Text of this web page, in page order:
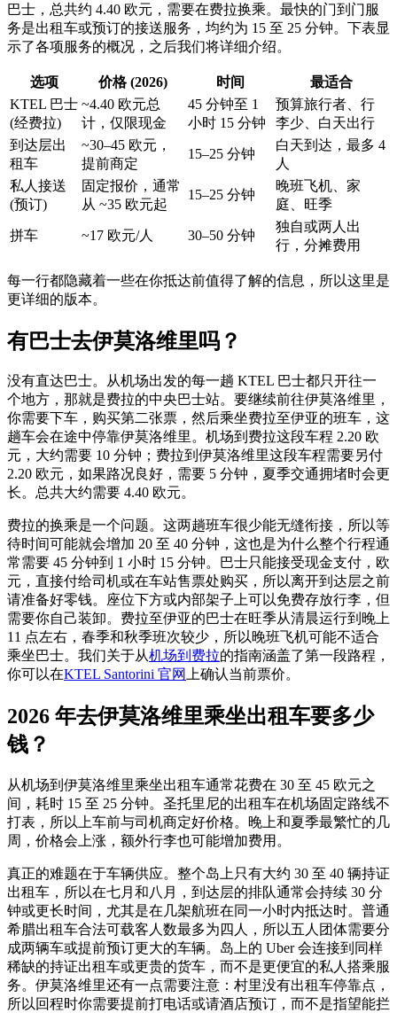
巴士，总共约 4.40 欧元，需要在费拉换乘。最快的门到门服
务是出租车或预订的接送服务，均约为 15 至 25 分钟。下表显
示了各项服务的概况，之后我们将详细介绍。
选项 价格 (2026) 时间
最适合
KTEL 巴士
(经费拉)
~4.40 欧元总
计，仅限现金
45 分钟至 1
小时 15 分钟
预算旅行者、行
李少、白天出行
到达层出
租车
~30–45 欧元，
提前商定
15–25 分钟
白天到达，最多 4
人
私人接送
(预订)
固定报价，通常
从 ~35 欧元起
15–25 分钟
晚班飞机、家
庭、旺季
拼车 ~17 欧元/人 30–50 分钟
独自或两人出
行，分摊费用
每一行都隐藏着一些在你抵达前值得了解的信息，所以这里是
更详细的版本。
有巴士去伊莫洛维里吗？
没有直达巴士。从机场出发的每一趟 KTEL 巴士都只开往一
个地方，那就是费拉的中央巴士站。要继续前往伊莫洛维里，
你需要下车，购买第二张票，然后乘坐费拉至伊亚的班车，这
趟车会在途中停靠伊莫洛维里。机场到费拉这段车程 2.20 欧
元，大约需要 10 分钟；费拉到伊莫洛维里这段车程需要另付
2.20 欧元，如果路况良好，需要 5 分钟，夏季交通拥堵时会更
长。总共大约需要 4.40 欧元。
费拉的换乘是一个问题。这两趟班车很少能无缝衔接，所以等
待时间可能就会增加 20 至 40 分钟，这也是为什么整个行程通
常需要 45 分钟到 1 小时 15 分钟。巴士只能接受现金支付，欧
元，直接付给司机或在车站售票处购买，所以离开到达层之前
请准备好零钱。座位下方或内部架子上可以免费存放行李，但
需要你自己装卸。费拉至伊亚的巴士在旺季从清晨运行到晚上
11 点左右，春季和秋季班次较少，所以晚班飞机可能不适合
乘坐巴士。我们关于从机场到费拉的指南涵盖了第一段路程，
你可以在KTEL Santorini 官网上确认当前票价。
2026 年去伊莫洛维里乘坐出租车要多少
钱？
从机场到伊莫洛维里乘坐出租车通常花费在 30 至 45 欧元之
间，耗时 15 至 25 分钟。圣托里尼的出租车在机场固定路线不
打表，所以上车前与司机商定好价格。晚上和夏季最繁忙的几
周，价格会上涨，额外行李也可能增加费用。
真正的难题在于车辆供应。整个岛上只有大约 30 至 40 辆持证
出租车，所以在七月和八月，到达层的排队通常会持续 30 分
钟或更长时间，尤其是在几架航班在同一小时内抵达时。普通
希腊出租车合法可载客人数最多为四人，所以五人团体需要分
成两辆车或提前预订更大的车辆。岛上的 Uber 会连接到同样
稀缺的持证出租车或更贵的货车，而不是更便宜的私人搭乘服
务。伊莫洛维里还有一点需要注意：村里没有出租车停靠点，
所以回程时你需要提前打电话或请酒店预订，而不是指望能拦